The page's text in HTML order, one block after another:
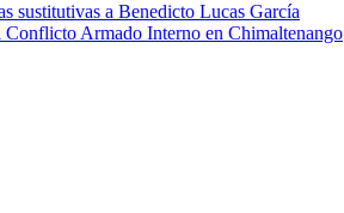
sustitutivas a Benedicto Lucas García
Conflicto Armado Interno en Chimaltenango